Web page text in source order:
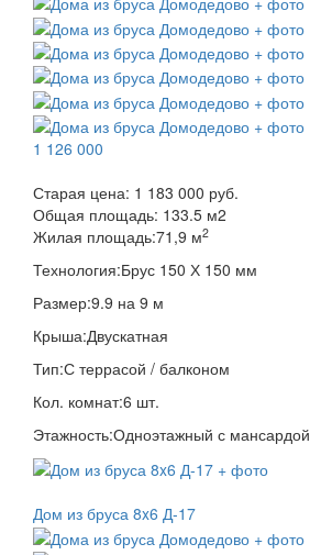
1 126 000
Старая цена: 1 183 000 руб.
Общая площадь: 133.5 м2
Жилая площадь:71,9 м2
Технология:Брус 150 Х 150 мм
Размер:9.9 на 9 м
Крыша:Двускатная
Тип:С террасой / балконом
Кол. комнат:6 шт.
Этажность:Одноэтажный с мансардой
Дом из бруса 8x6 Д-17